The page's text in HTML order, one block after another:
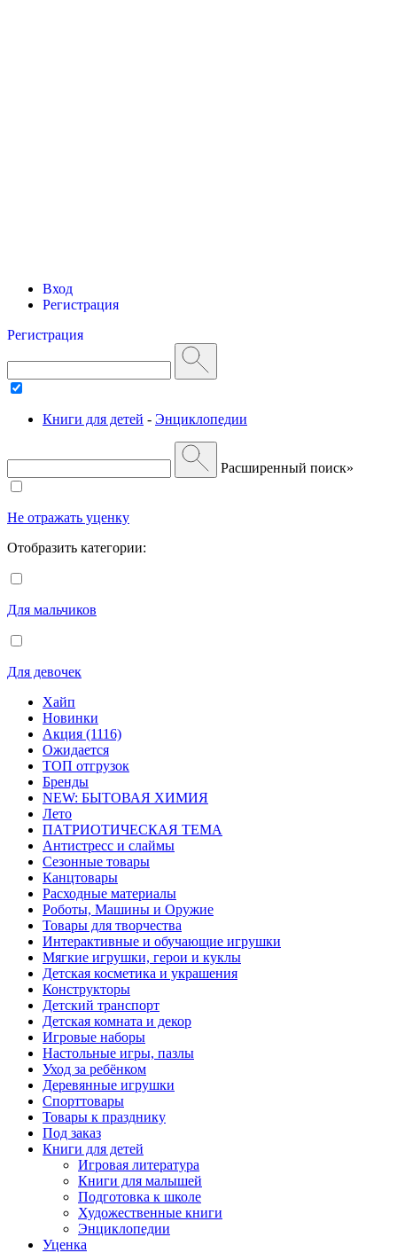
Вход
Регистрация
Регистрация
Книги для детей - Энциклопедии
Расширенный поиск»
Не отражать уценку
Отобразить категории:
Для мальчиков
Для девочек
Хайп
Новинки
Акция (1116)
Ожидается
ТОП отгрузок
Бренды
NEW: БЫТОВАЯ ХИМИЯ
Лето
ПАТРИОТИЧЕСКАЯ ТЕМА
Антистресс и слаймы
Сезонные товары
Канцтовары
Расходные материалы
Роботы, Машины и Оружие
Товары для творчества
Интерактивные и обучающие игрушки
Мягкие игрушки, герои и куклы
Детская косметика и украшения
Конструкторы
Детский транспорт
Детская комната и декор
Игровые наборы
Настольные игры, пазлы
Уход за ребёнком
Деревянные игрушки
Спорттовары
Товары к празднику
Под заказ
Книги для детей
Игровая литература
Книги для малышей
Подготовка к школе
Художественные книги
Энциклопедии
Уценка